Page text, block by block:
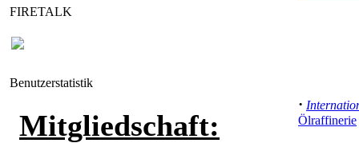
FIRETALK
Benutzerstatistik
Mitgliedschaft:
·
Ölraffinerie